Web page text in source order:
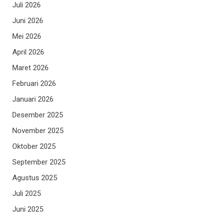
Juli 2026
Juni 2026
Mei 2026
April 2026
Maret 2026
Februari 2026
Januari 2026
Desember 2025
November 2025
Oktober 2025
September 2025
Agustus 2025
Juli 2025
Juni 2025